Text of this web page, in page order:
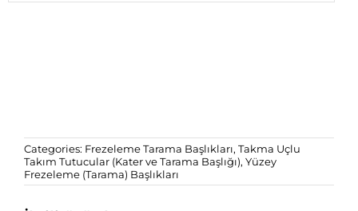
Categories: Frezeleme Tarama Başlıkları, Takma Uçlu
Takım Tutucular (Kater ve Tarama Başlığı), Yüzey
Frezeleme (Tarama) Başlıkları